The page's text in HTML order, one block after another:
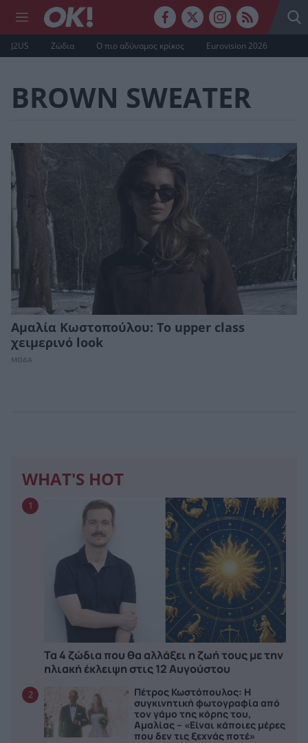
J2US Ζώδια Ο πιο αδύναμος κρίκος Eurovision 2026
BROWN SWEATER
Αμαλία Κωστοπούλου: Tο upper class
χειμερινό look
ΜΟΔΑ
WHAT'S HOT
1
Τα 4 ζώδια που θα αλλάξει η ζωή τους με την
ηλιακή έκλειψη στις 12 Αυγούστου
2
Πέτρος Κωστόπουλος: Η
συγκινητική φωτογραφία από
τον γάμο της κόρης του,
Αμαλίας – «Είναι κάποιες μέρες
που δεν τις ξεχνάς ποτέ»